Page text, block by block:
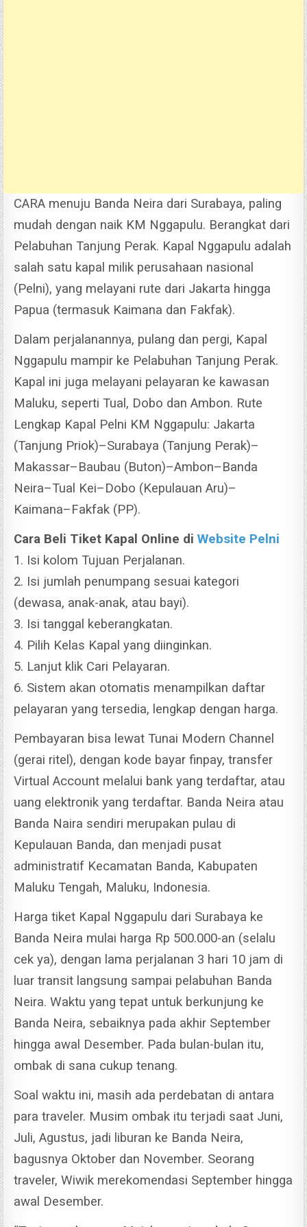
CARA menuju Banda Neira dari Surabaya, paling
mudah dengan naik KM Nggapulu. Berangkat dari
Pelabuhan Tanjung Perak. Kapal Nggapulu adalah
salah satu kapal milik perusahaan nasional
(Pelni), yang melayani rute dari Jakarta hingga
Papua (termasuk Kaimana dan Fakfak).
Dalam perjalanannya, pulang dan pergi, Kapal
Nggapulu mampir ke Pelabuhan Tanjung Perak.
Kapal ini juga melayani pelayaran ke kawasan
Maluku, seperti Tual, Dobo dan Ambon. Rute
Lengkap Kapal Pelni KM Nggapulu: Jakarta
(Tanjung Priok)–Surabaya (Tanjung Perak)–
Makassar–Baubau (Buton)–Ambon–Banda
Neira–Tual Kei–Dobo (Kepulauan Aru)–
Kaimana–Fakfak (PP).
Cara Beli Tiket Kapal Online diWebsite Pelni
1. Isi kolom Tujuan Perjalanan.
2. Isi jumlah penumpang sesuai kategori
(dewasa, anak-anak, atau bayi).
3. Isi tanggal keberangkatan.
4. Pilih Kelas Kapal yang diinginkan.
5. Lanjut klik Cari Pelayaran.
6. Sistem akan otomatis menampilkan daftar
pelayaran yang tersedia, lengkap dengan harga.
Pembayaran bisa lewat Tunai Modern Channel
(gerai ritel), dengan kode bayar finpay, transfer
Virtual Account melalui bank yang terdaftar, atau
uang elektronik yang terdaftar. Banda Neira atau
Banda Naira sendiri merupakan pulau di
Kepulauan Banda, dan menjadi pusat
administratif Kecamatan Banda, Kabupaten
Maluku Tengah, Maluku, Indonesia.
Harga tiket Kapal Nggapulu dari Surabaya ke
Banda Neira mulai harga Rp 500.000-an (selalu
cek ya), dengan lama perjalanan 3 hari 10 jam di
luar transit langsung sampai pelabuhan Banda
Neira.Waktu yang tepat untuk berkunjung ke
Banda Neira, sebaiknya pada akhir September
hingga awal Desember. Pada bulan-bulan itu,
ombak di sana cukup tenang.
Soal waktu ini, masih ada perdebatan di antara
para traveler. Musim ombak itu terjadi saat Juni,
Juli, Agustus, jadi liburan ke Banda Neira,
bagusnya Oktober dan November. Seorang
traveler, Wiwik merekomendasi September hingga
awal Desember.